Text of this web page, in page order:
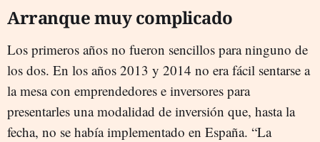
Arranque muy complicado
Los primeros años no fueron sencillos para ninguno de
los dos. En los años 2013 y 2014 no era fácil sentarse a
la mesa con emprendedores e inversores para
presentarles una modalidad de inversión que, hasta la
fecha, no se había implementado en España. “La